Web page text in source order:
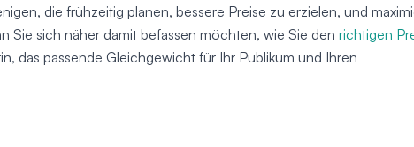
die frühzeitig planen, bessere Preise zu erzielen, und
Sie sich näher damit befassen möchten, wie Sie den richtigen
das passende Gleichgewicht für Ihr Publikum und Ihren